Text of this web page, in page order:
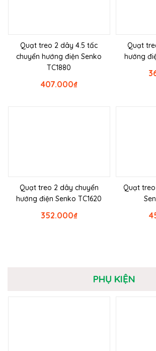
Quạt treo 2 dây 4.5 tấc
chuyển hướng điện Senko
TC1880
₫
407.000
Quạt
hướng
Quạt treo 2 dây chuyển
hướng điện Senko TC1620
₫
352.000
Quạt
PHỤ KIỆN